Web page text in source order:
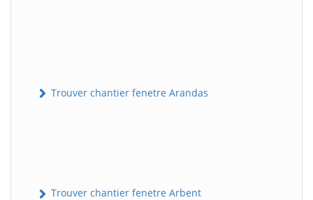
Trouver chantier fenetre Arandas
Trouver chantier fenetre Arbent